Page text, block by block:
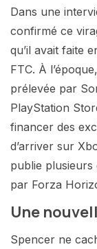
Dans une
confirmé ce
qu’il avait faite
FTC. À
prélevée par
PlayStation
financer des
d’arriver sur
publie plusieurs
par Forza
Une
Spencer ne